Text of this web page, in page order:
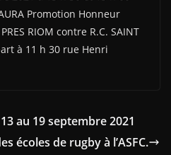
Promotion Honneur
RIOM contre R.C. SAINT
à 11 h 30 rue Henri
au 19 septembre 2021
écoles de rugby à l’ASFC.